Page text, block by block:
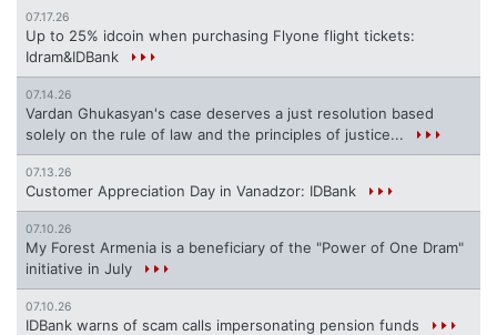
07.17.26
Up to 25% idcoin when purchasing Flyone flight tickets:
Idram&IDBank
07.14.26
Vardan Ghukasyan's case deserves a just resolution based
solely on the rule of law and the principles of justice...
07.13.26
Customer Appreciation Day in Vanadzor: IDBank
07.10.26
My Forest Armenia is a beneficiary of the "Power of One Dram"
initiative in July
07.10.26
IDBank warns of scam calls impersonating pension funds